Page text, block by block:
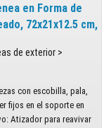
en Forma de
72x21x12.5 cm,
de exterior >
con escobilla, pala,
fijos en el soporte en
Atizador para reavivar